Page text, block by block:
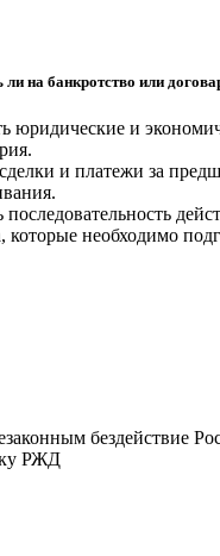
ли на банкротство или
юридические и
и платежи за
которые необходимо
бездействие
РЖД